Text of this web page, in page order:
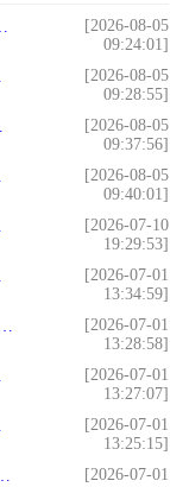
[2026-08-05
09:24:01]
[2026-08-05
09:28:55]
[2026-08-05
09:37:56]
[2026-08-05
09:40:01]
[2026-07-10
19:29:53]
[2026-07-01
13:34:59]
[2026-07-01
13:28:58]
[2026-07-01
13:27:07]
[2026-07-01
13:25:15]
[2026-07-01